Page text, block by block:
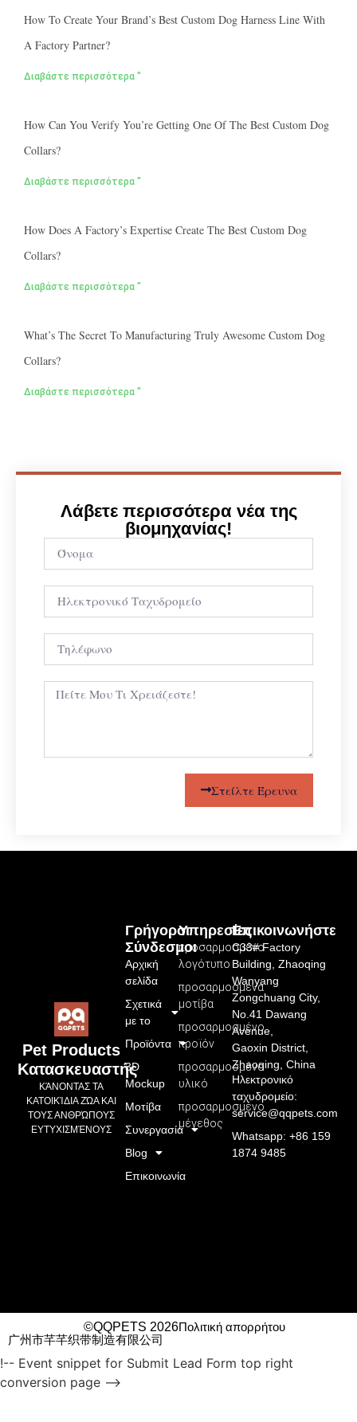
How To Create Your Brand’s Best Custom Dog Harness Line With
A Factory Partner?
Διαβάστε περισσότερα "
How Can You Verify You’re Getting One Of The Best Custom Dog
Collars?
Διαβάστε περισσότερα "
How Does A Factory’s Expertise Create The Best Custom Dog
Collars?
Διαβάστε περισσότερα "
What’s The Secret To Manufacturing Truly Awesome Custom Dog
Collars?
Διαβάστε περισσότερα "
Λάβετε περισσότερα νέα της
βιομηχανίας!
Στείλτε Έρευνα
Pet Products
Κατασκευαστής
ΚΆΝΟΝΤΑΣ ΤΑ
ΚΑΤΟΙΚΊΔΙΑ ΖΏΑ ΚΑΙ
ΤΟΥΣ ΑΝΘΡΏΠΟΥΣ
ΕΥΤΥΧΙΣΜΈΝΟΥΣ
Υπηρεσίες
προσαρμοσμένο
λογότυπο
προσαρμοσμένα
μοτίβα
προσαρμοσμένο
προϊόν
προσαρμοσμένο
υλικό
προσαρμοσμένο
μέγεθος
Γρήγοροι
Σύνδεσμοι
Αρχική
σελίδα
Σχετικά
με το
Προϊόντα
3D
Mockup
Μοτίβα
Συνεργασία
Blog
Επικοινωνία
Επικοινωνήστε
C33# Factory
Building, Zhaoqing
Wanyang
Zongchuang City,
No.41 Dawang
Avenue,
Gaoxin District,
Zhaoqing, China
Ηλεκτρονικό
ταχυδρομείο:
service@qqpets.com
Whatsapp: +86 159
1874 9485
©QQPETS 2026Πολιτική απορρήτου
广州市芊芊织带制造有限公司
!-- Event snippet for Submit Lead Form top right
conversion page -->